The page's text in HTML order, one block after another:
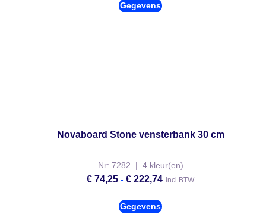
Gegevens
Novaboard Stone vensterbank 30 cm
Nr: 7282 | 4 kleur(en)
€ 74,25 - € 222,74 incl BTW
Gegevens